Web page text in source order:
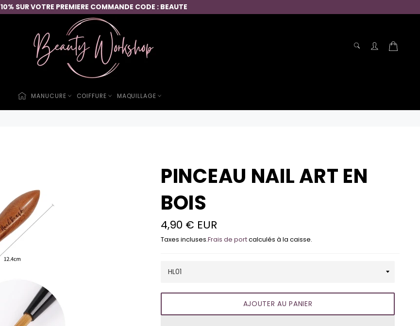
10% SUR VOTRE PREMIERE COMMANDE CODE : BEAUTE
RECHERCHE
Recherche
MANUCURE COIFFURE MAQUILLAGE
PINCEAU NAIL ART EN
BOIS
Prix
régulier
4,90 € EUR
Taxes incluses.Frais de portcalculés à la caisse.
AJOUTER AU PANIER